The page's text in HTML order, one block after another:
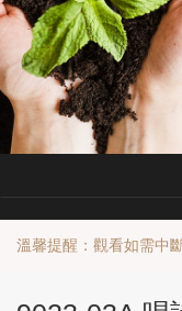
溫馨提醒：觀看如需中